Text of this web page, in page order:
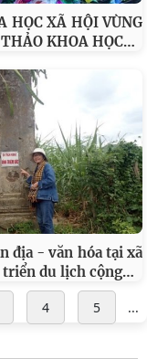
HỌC XÃ HỘI VÙNG
KHOA HỌC…
địa - văn hóa tại xã
du lịch cộng…
4 5 ...
quan hệ Đối tác
Học viện Chính
Nguyên tham
và
Nguyên làm